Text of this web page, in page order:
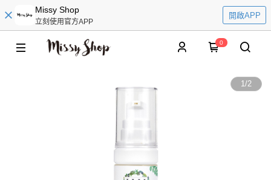
Missy Shop
立刻使用官方APP
開啟APP
0
1/2